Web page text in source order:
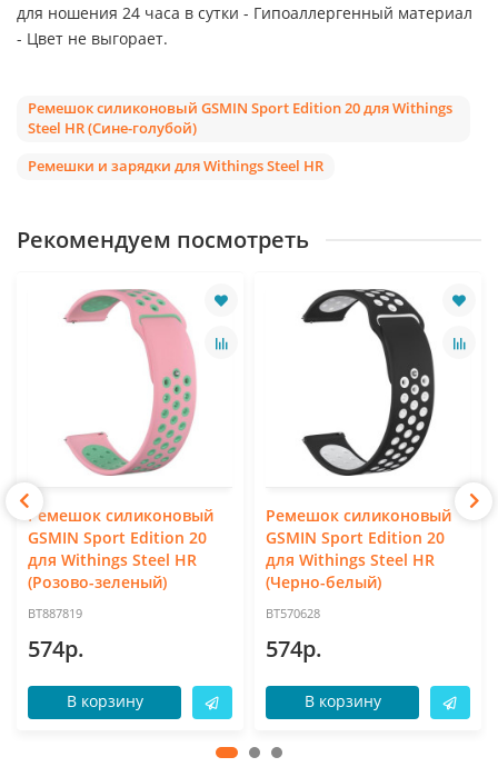
для ношения 24 часа в сутки - Гипоаллергенный материал
- Цвет не выгорает.
Ремешок силиконовый GSMIN Sport Edition 20 для Withings
Steel HR (Сине-голубой)
Ремешки и зарядки для Withings Steel HR
Рекомендуем посмотреть
Ремешок силиконовый
GSMIN Sport Edition 20
для Withings Steel HR
(Розово-зеленый)
BT887819
574р.
В корзину
Ремешок силиконовый
GSMIN Sport Edition 20
для Withings Steel HR
(Черно-белый)
BT570628
574р.
В корзину